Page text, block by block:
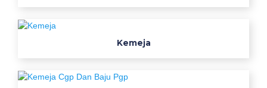
Kemeja